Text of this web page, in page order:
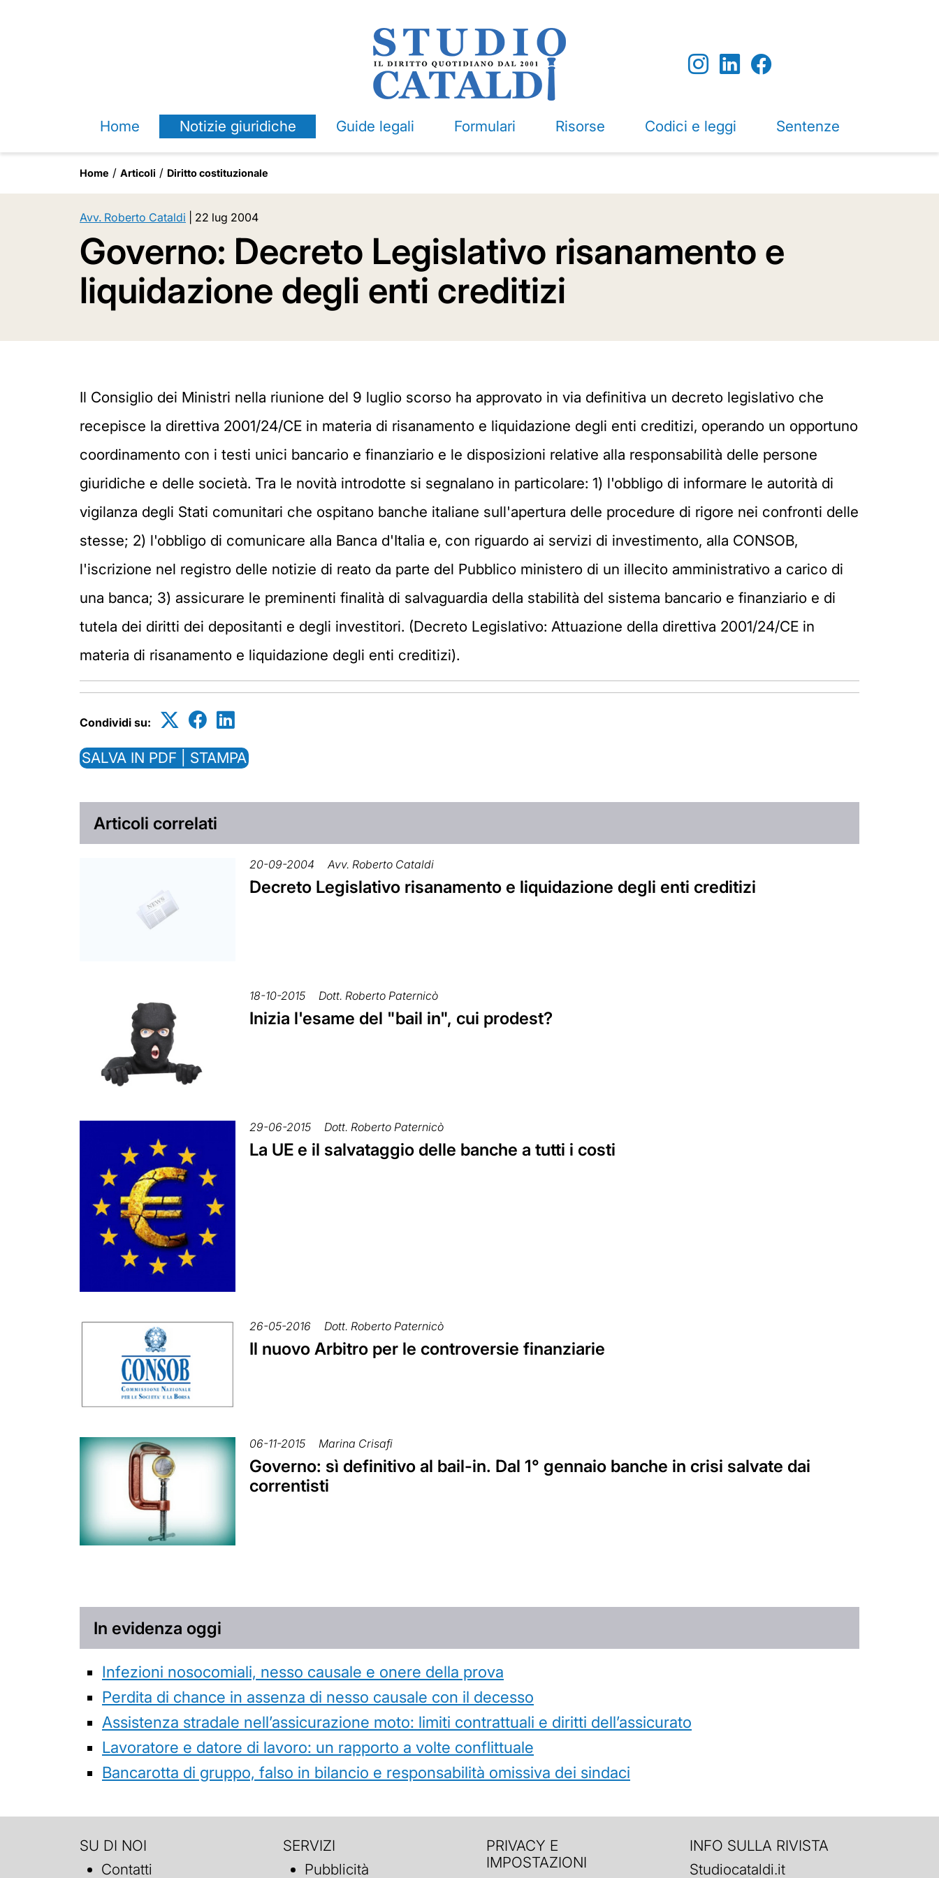
Home Notizie giuridiche Guide legali Formulari Risorse Codici e leggi Sentenze
Home Articoli Diritto costituzionale
Avv. Roberto Cataldi 22 lug 2004
Governo: Decreto Legislativo risanamento e
liquidazione degli enti creditizi
Il Consiglio dei Ministri nella riunione del 9 luglio scorso ha approvato in via definitiva un decreto legislativo che
recepisce la direttiva 2001/24/CE in materia di risanamento e liquidazione degli enti creditizi, operando un opportuno
coordinamento con i testi unici bancario e finanziario e le disposizioni relative alla responsabilità delle persone
giuridiche e delle società. Tra le novità introdotte si segnalano in particolare: 1) l'obbligo di informare le autorità di
vigilanza degli Stati comunitari che ospitano banche italiane sull'apertura delle procedure di rigore nei confronti delle
stesse; 2) l'obbligo di comunicare alla Banca d'Italia e, con riguardo ai servizi di investimento, alla CONSOB,
l'iscrizione nel registro delle notizie di reato da parte del Pubblico ministero di un illecito amministrativo a carico di
una banca; 3) assicurare le preminenti finalità di salvaguardia della stabilità del sistema bancario e finanziario e di
tutela dei diritti dei depositanti e degli investitori. (Decreto Legislativo: Attuazione della direttiva 2001/24/CE in
materia di risanamento e liquidazione degli enti creditizi).
Condividi su:
SALVA IN PDF | STAMPA
Articoli correlati
20-09-2004 Avv. Roberto Cataldi
Decreto Legislativo risanamento e liquidazione degli enti creditizi
18-10-2015 Dott. Roberto Paternicò
Inizia l'esame del "bail in", cui prodest?
29-06-2015 Dott. Roberto Paternicò
La UE e il salvataggio delle banche a tutti i costi
26-05-2016 Dott. Roberto Paternicò
Il nuovo Arbitro per le controversie finanziarie
06-11-2015 Marina Crisafi
Governo: sì definitivo al bail-in. Dal 1° gennaio banche in crisi salvate dai
correntisti
In evidenza oggi
Infezioni nosocomiali, nesso causale e onere della prova
Perdita di chance in assenza di nesso causale con il decesso
Assistenza stradale nell’assicurazione moto: limiti contrattuali e diritti dell’assicurato
Lavoratore e datore di lavoro: un rapporto a volte conflittuale
Bancarotta di gruppo, falso in bilancio e responsabilità omissiva dei sindaci
SU DI NOI
Contatti
SERVIZI
Pubblicità
PRIVACY E
IMPOSTAZIONI
INFO SULLA RIVISTA
Studiocataldi.it